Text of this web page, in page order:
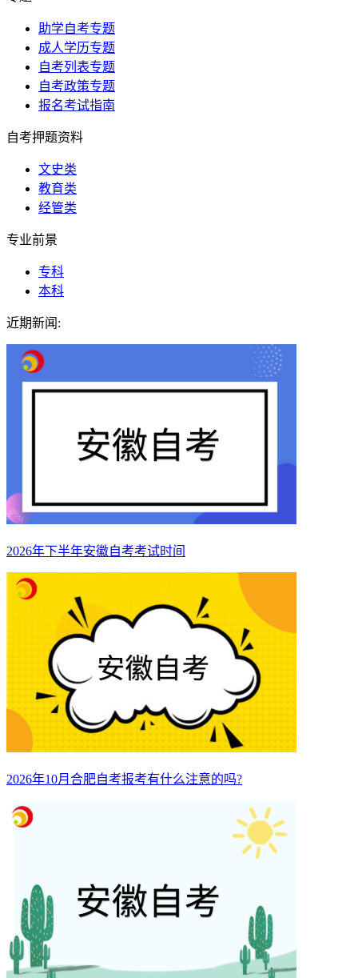
助学自考专题
成人学历专题
自考列表专题
自考政策专题
报名考试指南
自考押题资料
文史类
教育类
经管类
专业前景
专科
本科
近期新闻:
2026年下半年安徽自考考试时间
2026年10月合肥自考报考有什么注意的吗?